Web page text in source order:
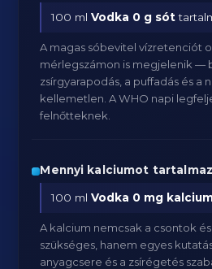
100 mlVodka 0 g sót
A magas sóbevitel vízretenciót
mérlegszámon is megjelenik —
zsírgyarapodás, a puffadás és a
kellemetlen. A WHO napi
felnőtteknek.
Mennyi kalciumot
100 mlVodka 0 mg
A kalcium nemcsak a csontok
szükséges, hanem egyes
anyagcsere és a zsírégetés